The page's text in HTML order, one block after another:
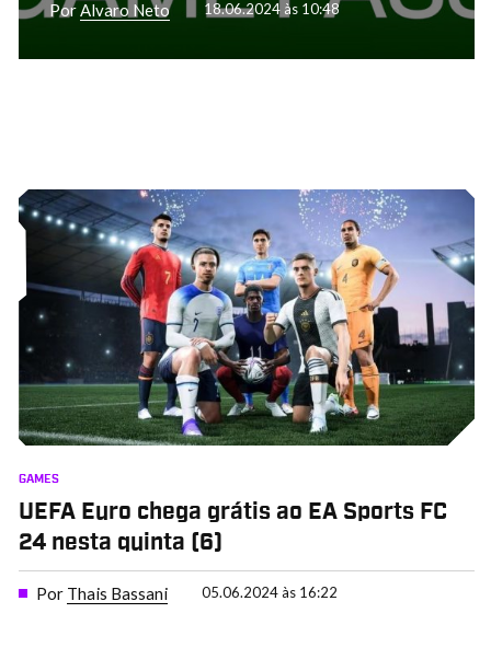
PorAlvaro Neto 18.06.2024 às 10:48
GAMES
UEFA Euro chega grátis ao EA Sports FC
24 nesta quinta (6)
Por Thais Bassani 05.06.2024 às 16:22